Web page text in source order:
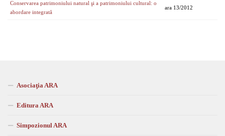
Conservarea patrimoniului natural şi a patrimoniului cultural: o
abordare integrată
ara 13/2012
Asociaţia ARA
Editura ARA
Simpozionul ARA